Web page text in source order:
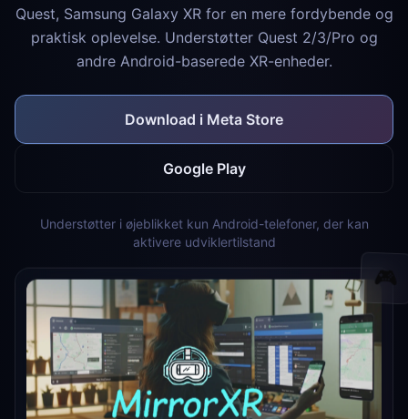
Quest, Samsung Galaxy XR for en mere fordybende og
praktisk oplevelse. Understøtter Quest 2/3/Pro og
andre Android-baserede XR-enheder.
Download i Meta Store
Google Play
Understøtter i øjeblikket kun Android-telefoner, der kan
aktivere udviklertilstand